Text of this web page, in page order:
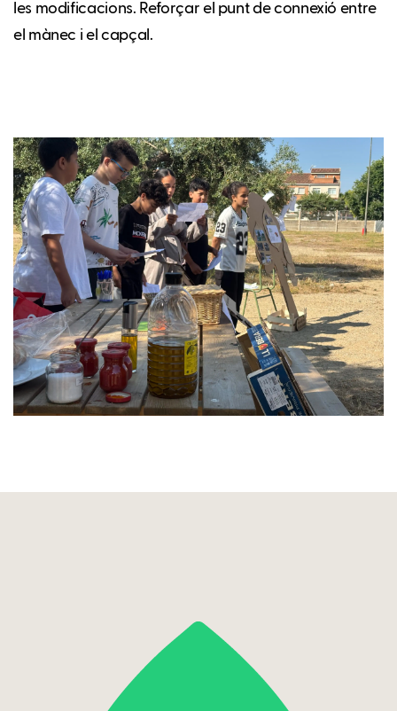
les modificacions. Reforçar el punt de connexió entre
el mànec i el capçal.